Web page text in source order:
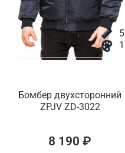
5
1
Бомбер двухсторонний
ZPJV ZD-3022
8 190 ₽